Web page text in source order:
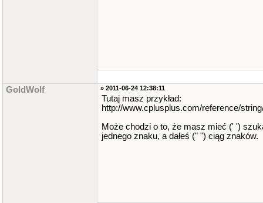
GoldWolf » 2011-06-24 12:38:11
Tutaj masz przykład:
http://www.cplusplus.com/reference/
Może chodzi o to, że masz mieć (' ')
jednego znaku, a dałeś (" ") ciąg znaków.